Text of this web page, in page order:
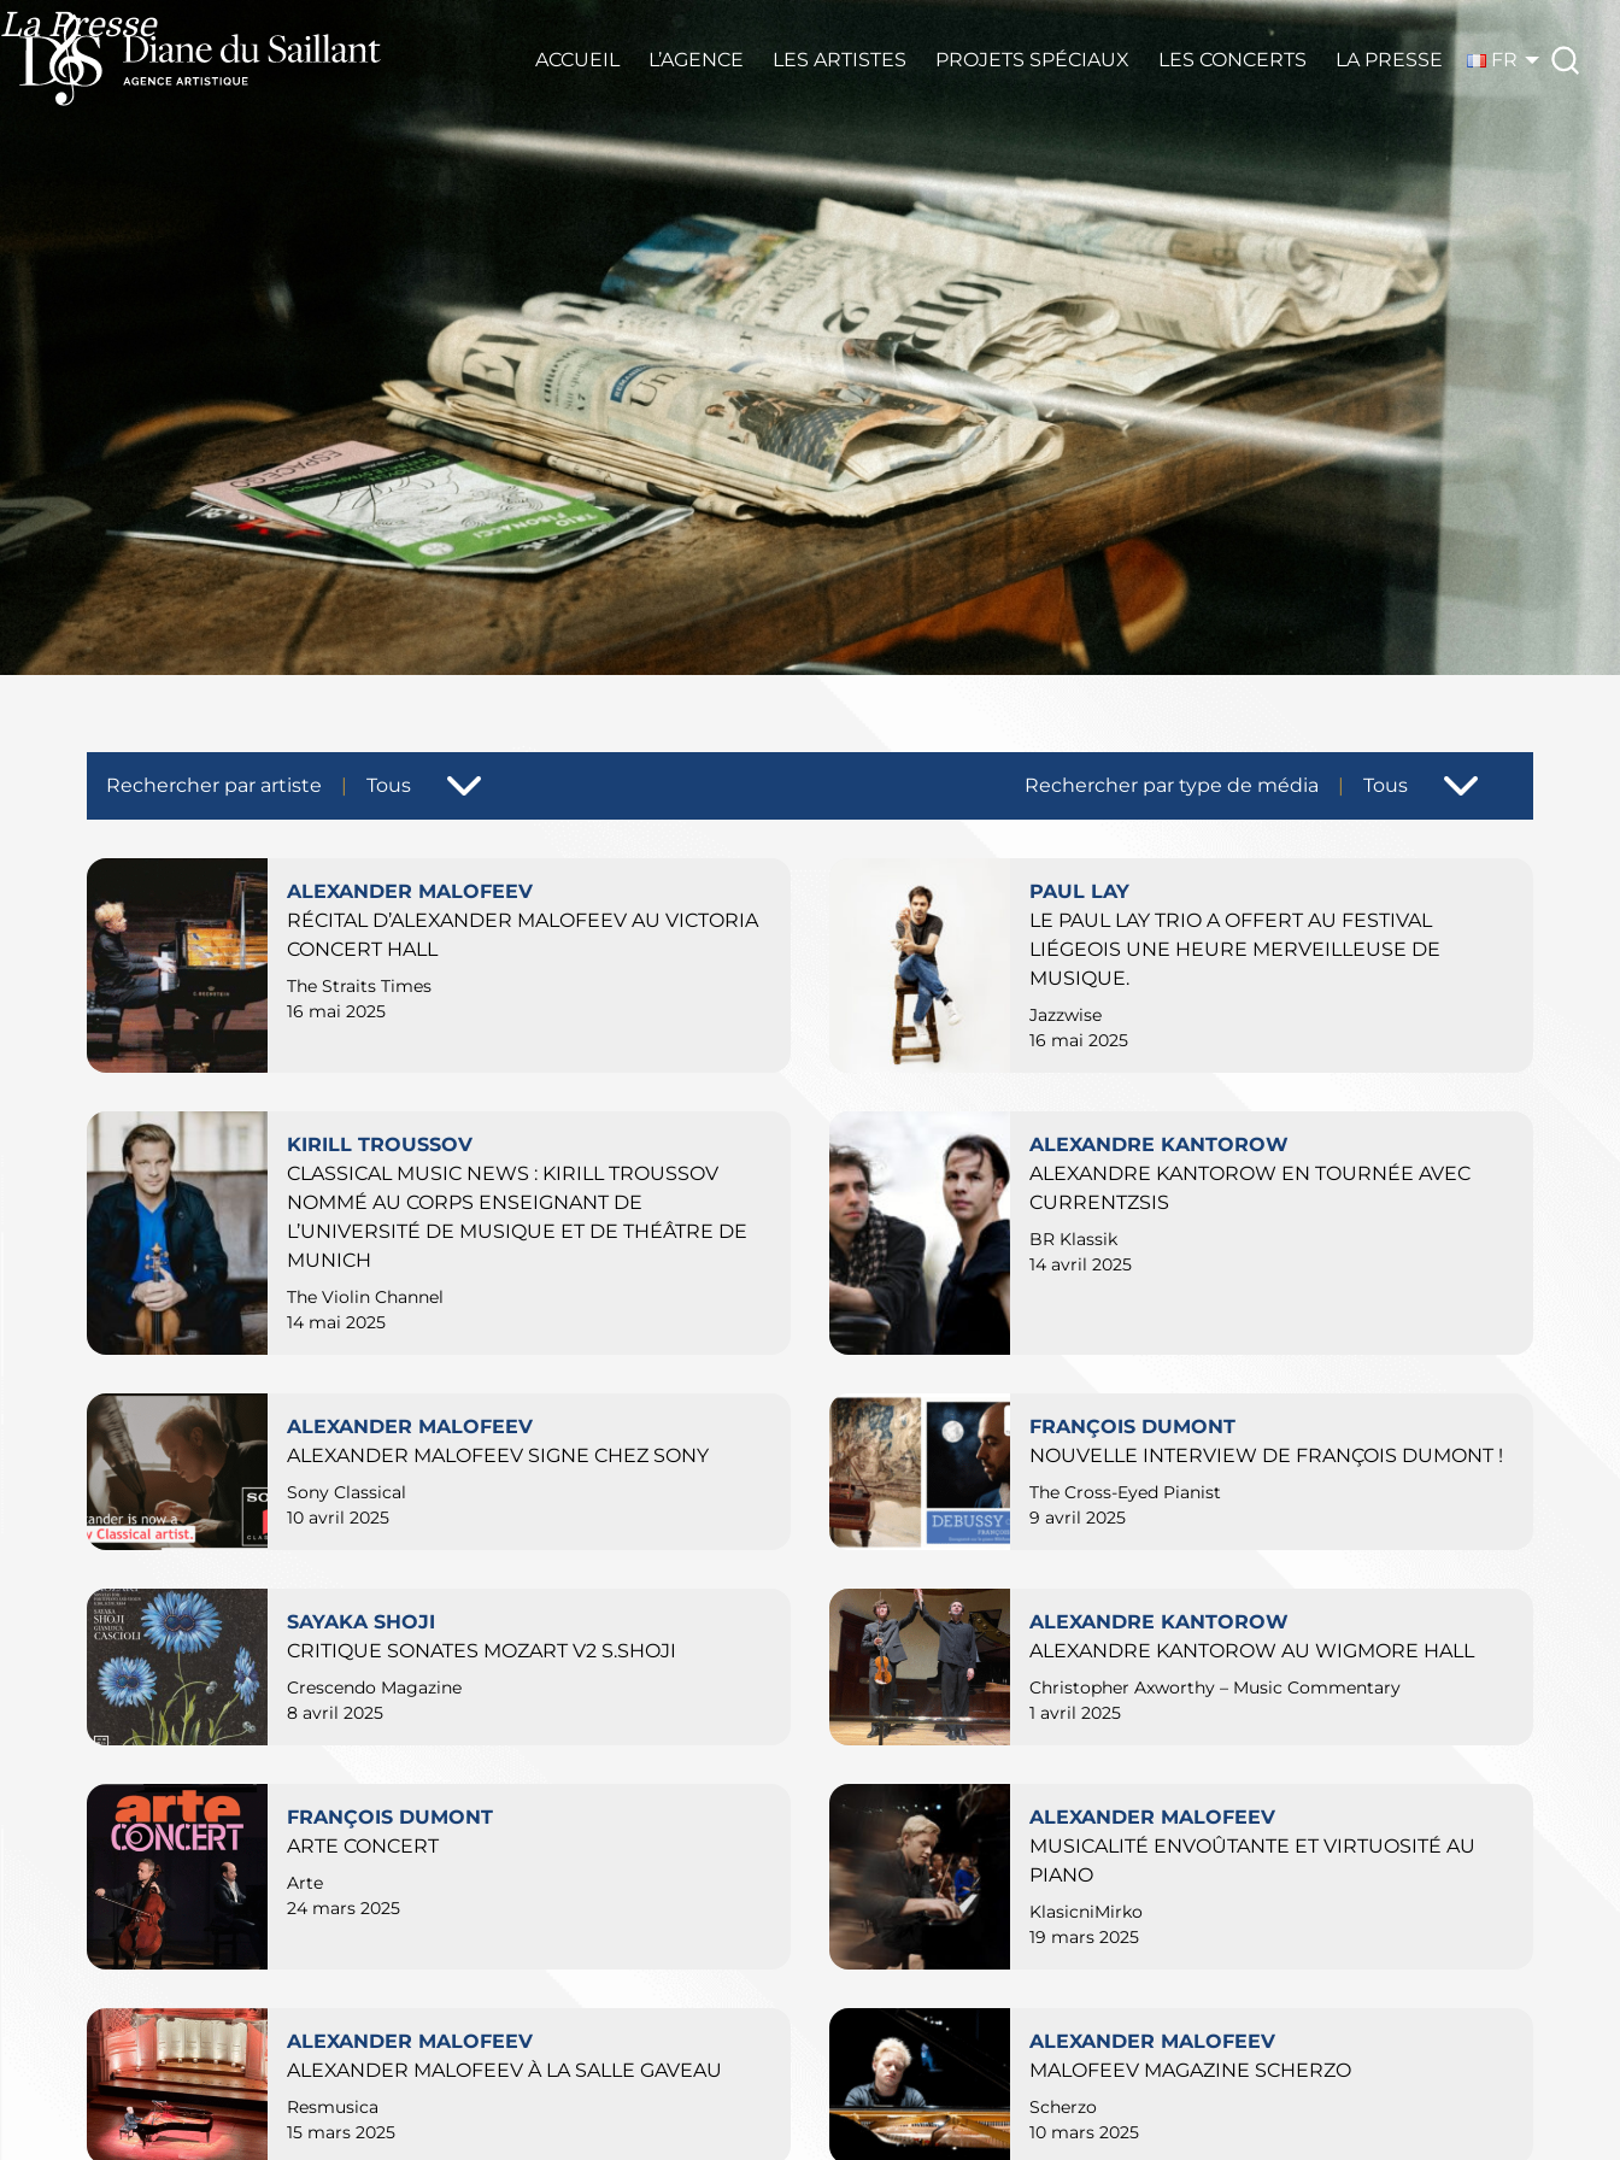
ACCUEIL L’AGENCE LES ARTISTES PROJETS SPÉCIAUX LES CONCERTS LA PRESSE FR
La Presse
Rechercher par artiste Tous Rechercher par type de média Tous
ALEXANDER MALOFEEV
RÉCITAL D’ALEXANDER MALOFEEV AU VICTORIA
CONCERT HALL
The Straits Times
16 mai 2025
PAUL LAY
LE PAUL LAY TRIO A OFFERT AU FESTIVAL
LIÉGEOIS UNE HEURE MERVEILLEUSE DE
MUSIQUE.
Jazzwise
16 mai 2025
KIRILL TROUSSOV
CLASSICAL MUSIC NEWS : KIRILL TROUSSOV
NOMMÉ AU CORPS ENSEIGNANT DE
L’UNIVERSITÉ DE MUSIQUE ET DE THÉÂTRE DE
MUNICH
The Violin Channel
14 mai 2025
ALEXANDRE KANTOROW
ALEXANDRE KANTOROW EN TOURNÉE AVEC
CURRENTZSIS
BR Klassik
14 avril 2025
ALEXANDER MALOFEEV
ALEXANDER MALOFEEV SIGNE CHEZ SONY
Sony Classical
10 avril 2025
FRANÇOIS DUMONT
NOUVELLE INTERVIEW DE FRANÇOIS DUMONT !
The Cross-Eyed Pianist
9 avril 2025
SAYAKA SHOJI
CRITIQUE SONATES MOZART V2 S.SHOJI
Crescendo Magazine
8 avril 2025
ALEXANDRE KANTOROW
ALEXANDRE KANTOROW AU WIGMORE HALL
Christopher Axworthy – Music Commentary
1 avril 2025
FRANÇOIS DUMONT
ARTE CONCERT
Arte
24 mars 2025
ALEXANDER MALOFEEV
MUSICALITÉ ENVOÛTANTE ET VIRTUOSITÉ AU
PIANO
KlasicniMirko
19 mars 2025
ALEXANDER MALOFEEV
ALEXANDER MALOFEEV À LA SALLE GAVEAU
Resmusica
15 mars 2025
ALEXANDER MALOFEEV
MALOFEEV MAGAZINE SCHERZO
Scherzo
10 mars 2025